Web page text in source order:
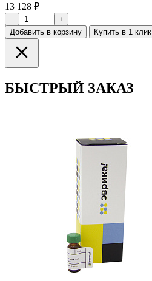
13 128 ₽
−
+
Добавить в корзину
Купить в 1 клик
БЫСТРЫЙ ЗАКАЗ